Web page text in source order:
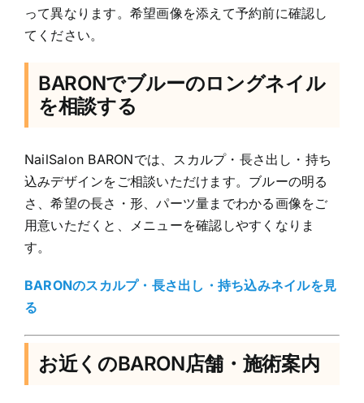
って異なります。希望画像を添えて予約前に確認し
てください。
BARONでブルーのロングネイル
を相談する
NailSalon BARONでは、スカルプ・長さ出し・持ち
込みデザインをご相談いただけます。ブルーの明る
さ、希望の長さ・形、パーツ量までわかる画像をご
用意いただくと、メニューを確認しやすくなりま
す。
BARONのスカルプ・長さ出し・持ち込みネイルを見
る
お近くのBARON店舗・施術案内